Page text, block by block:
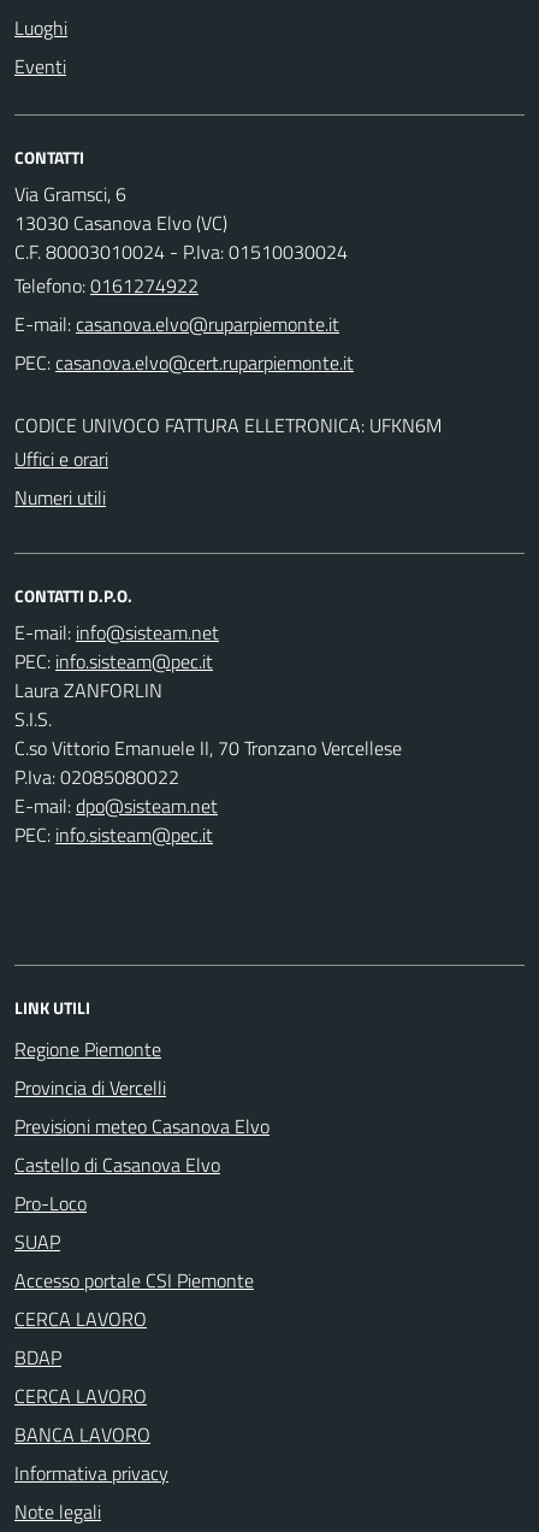
Luoghi
Eventi
CONTATTI
Via Gramsci, 6
13030 Casanova Elvo (VC)
C.F. 80003010024 - P.Iva: 01510030024
Telefono:0161274922
E-mail:
PEC:
CODICE UNIVOCO FATTURA ELLETRONICA: UFKN6M
Uffici e orari
Numeri utili
CONTATTI D.P.O.
E-mail:
PEC:
Laura ZANFORLIN
S.I.S.
C.so Vittorio Emanuele II, 70 Tronzano Vercellese
P.Iva: 02085080022
E-mail:dpo@sisteam.net
PEC: info.sisteam@pec.it
LINK UTILI
Regione Piemonte
Provincia di Vercelli
Previsioni meteo Casanova Elvo
Castello di Casanova Elvo
Pro-Loco
SUAP
Accesso portale CSI Piemonte
CERCA LAVORO
BDAP
CERCA LAVORO
BANCA LAVORO
Informativa privacy
Note legali